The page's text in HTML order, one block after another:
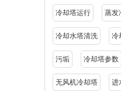
冷却塔运行 蒸发
冷却水塔清洗 冷
污垢 冷却塔参数
无风机冷却塔 进